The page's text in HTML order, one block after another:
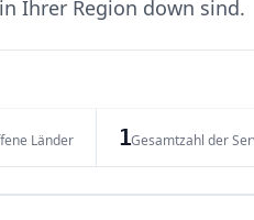
Ihrer Region down sind.
Länder 1Gesamtzahl der